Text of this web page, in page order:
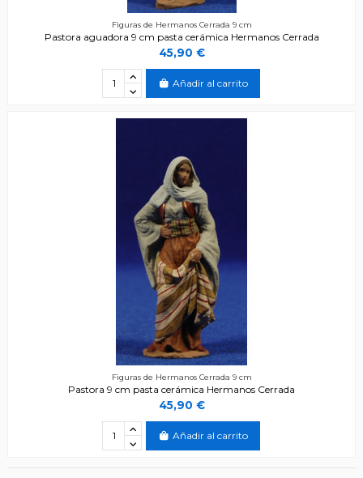
Figuras de Hermanos Cerrada 9 cm
Pastora aguadora 9 cm pasta cerámica Hermanos Cerrada
45,90 €
Añadir al carrito
Figuras de Hermanos Cerrada 9 cm
Pastora 9 cm pasta cerámica Hermanos Cerrada
45,90 €
Añadir al carrito